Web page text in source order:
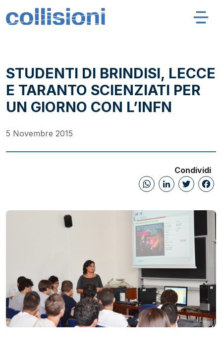
Salta al contenuto
Navigazione principale
STUDENTI DI BRINDISI, LECCE
E TARANTO SCIENZIATI PER
UN GIORNO CON L’INFN
5 Novembre 2015
Condividi